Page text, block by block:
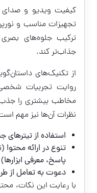
کیفیت ویدیو و صدای
تجهیزات مناسب و
ترکیب جلوه‌های
جذاب‌تر کند.
از تکنیک‌های
روایت تجربیات شخصی
مخاطب بیشتری را جذب
نظرات آن‌ها نیز مهم
استفاده از
تنوع در ارائه
پاسخ، معرفی ابزارها)
دعوت به تعامل از
با رعایت این نکات،